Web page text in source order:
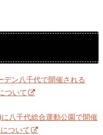
デン八千代で開催される
ついて
八千代総合運動公園で開催
ついて